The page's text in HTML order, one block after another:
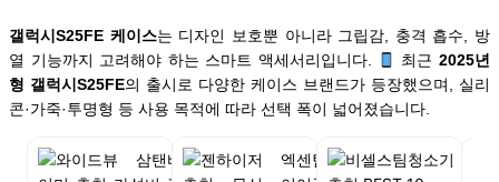
갤럭시S25FE 케이스는 디자인 보호뿐 아니라 그립감, 충격 흡수, 방
열 기능까지 고려해야 하는 스마트 액세서리입니다.
최근 2025년
형 갤럭시S25FE의 출시로 다양한 케이스 브랜드가 등장했으며, 실리
콘·가죽·투명형 등 사용 목적에 따라 선택 폭이 넓어졌습니다.